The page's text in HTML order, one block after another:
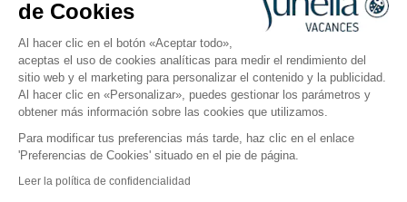
de Cookies
Al hacer clic en el botón «Aceptar todo»,
aceptas el uso de cookies analíticas para medir el rendimiento del
sitio web y el marketing para personalizar el contenido y la publicidad.
Al hacer clic en «Personalizar», puedes gestionar los parámetros y
obtener más información sobre las cookies que utilizamos.
Para modificar tus preferencias más tarde, haz clic en el enlace
'Preferencias de Cookies' situado en el pie de página.
Leer la política de confidencialidad
Preguntas frecuentes
Condiciones generales de venta
Política de privacidad
Aviso legal
Plano del sitio